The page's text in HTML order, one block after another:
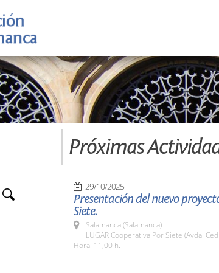
Próximas
29/10/2025
Presentación del nuevo
Siete.
Salamanca (Salamanca)
LUGAR Cooperativa Por Siete (Avda.
Hora: 11,00 h.